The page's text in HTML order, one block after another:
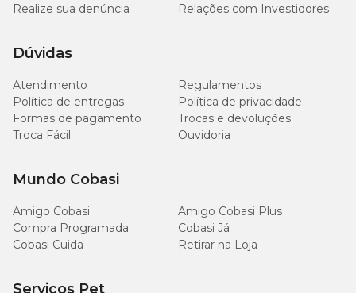
Realize sua denúncia
Relações com Investidores
Dúvidas
Atendimento
Regulamentos
Política de entregas
Política de privacidade
Formas de pagamento
Trocas e devoluções
Troca Fácil
Ouvidoria
Mundo Cobasi
Amigo Cobasi
Amigo Cobasi Plus
Compra Programada
Cobasi Já
Cobasi Cuida
Retirar na Loja
Serviços Pet